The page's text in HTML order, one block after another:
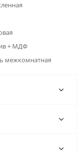
+ МДФ
межкомнатная